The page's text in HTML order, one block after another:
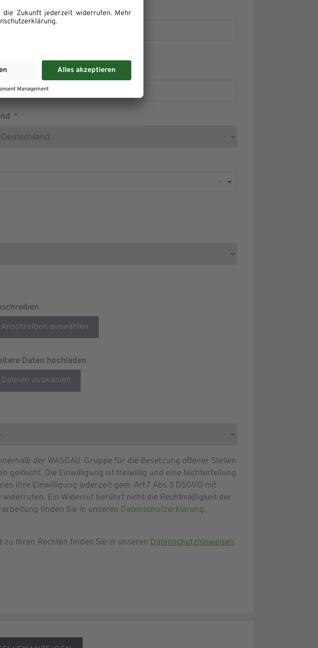
Anschreiben auswählen
Daten hochladen
Dateien auswählen
der WASGAU-Gruppe für die Besetzung offener Stellen
gelöscht. Die Einwilligung ist freiwillig und eine Nichterteilung
Ihre Einwilligung jederzeit gem. Art.7 Abs.3 DSGVO mit
Ein Widerruf berührt nicht die Rechtmäßigkeit der
finden Sie in unseren Datenschutzerklärung.
Ihren Rechten finden Sie in unseren Datenschutzhinweisen.